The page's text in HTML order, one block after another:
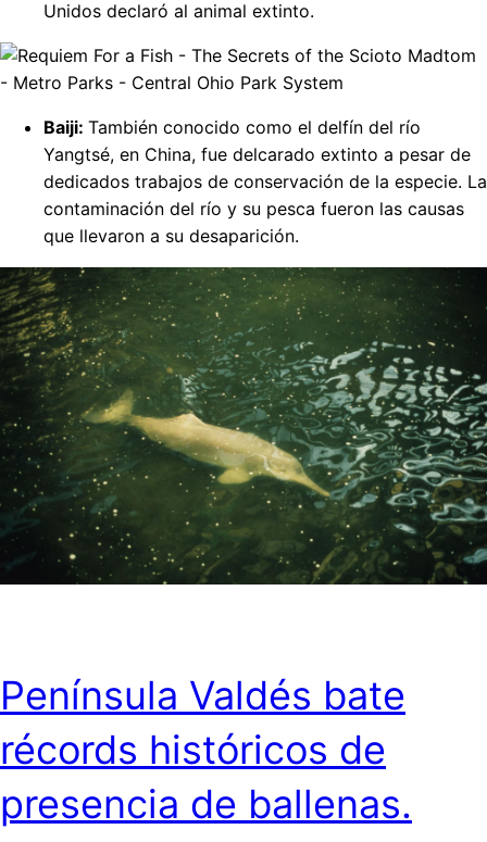
Unidos declaró al animal extinto.
Baiji: También conocido como el delfín del río
Yangtsé, en China, fue delcarado extinto a pesar de
dedicados trabajos de conservación de la especie. La
contaminación del río y su pesca fueron las causas
que llevaron a su desaparición.
Península Valdés bate
récords históricos de
presencia de ballenas.